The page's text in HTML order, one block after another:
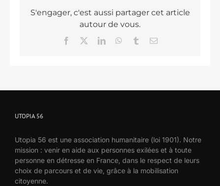
S'engager, c'est aussi partager cet article
autour de vous.
Facebook LinkedInWhatsAppTumblrEmail
UTOPIA 56
Utopia 56 est une association humanitaire (loi 1901). Notre
mission : venir en aide aux personnes exilées et à toute
personne en détresse en France, dans le respect de leurs
choix de parcours et de vie, grâce à la mobilisation
citoyenne.